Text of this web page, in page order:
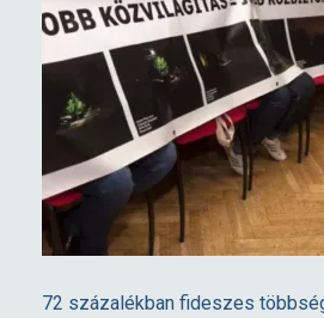
R
É
V
E
M
72 százalékban fideszes